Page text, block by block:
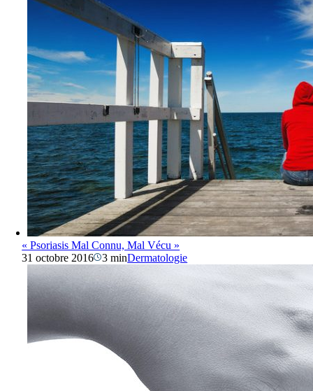
« Psoriasis Mal Connu, Mal Vécu »
31 octobre 2016
3 minDermatologie